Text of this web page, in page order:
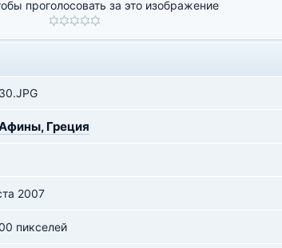
проголосовать за это изображение
Греция
2007
пикселей